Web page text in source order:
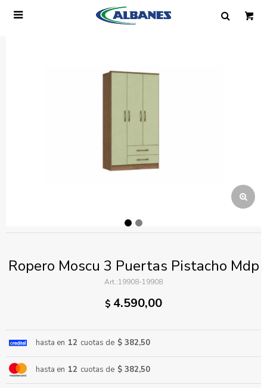

Ropero Moscu 3 Puertas Pistacho Mdp
19908-19908
$ 4.590,00
hasta en 12 cuotas de $ 382,50
hasta en 12 cuotas de $ 382,50
ENVIAR